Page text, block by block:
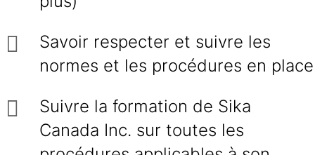
Savoir respecter et suivre les
normes et les procédures en place
Suivre la formation de Sika
Canada Inc. sur toutes les